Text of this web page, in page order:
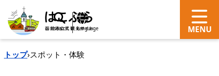
search Language
トップ›スポット・体験